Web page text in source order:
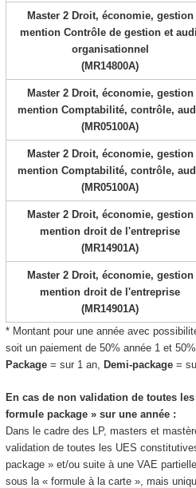
Master 2 Droit, économie, gestion
mention Contrôle de gestion et
organisationnel
(MR14800A)
Master 2 Droit, économie, gestion
mention Comptabilité, contrôle,
(MR05100A)
Master 2 Droit, économie, gestion
mention Comptabilité, contrôle,
(MR05100A)
Master 2 Droit, économie, gestion
mention droit de l'entreprise
(MR14901A)
Master 2 Droit, économie, gestion
mention droit de l'entreprise
(MR14901A)
* Montant pour une année avec
soit un paiement de 50% année 1 et
Package= sur 1 an, Demi-package =
En cas de non validation de toutes
formule package» sur une année :
Dans le cadre des LP, masters et
validation de toutes les UES
package» et/ou suite à une VAE
sous la « formule à la carte », mais